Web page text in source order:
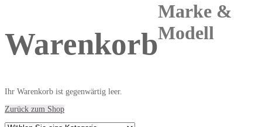
Warenkorb
Ihr Warenkorb ist gegenwärtig leer.
Zurück zum Shop
Marke &
Modell